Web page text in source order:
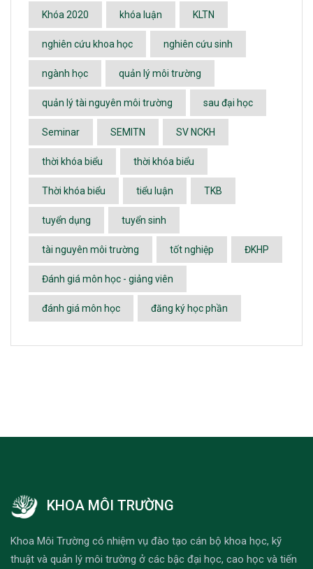
Khóa 2020 khóa luận KLTN
nghiên cứu khoa học nghiên cứu sinh
ngành học quản lý môi trường
quản lý tài nguyên môi trường sau đại học
Seminar SEMITN SV NCKH
thời khóa biểu thời khóa biểu
Thời khóa biểu tiểu luận TKB
tuyển dụng tuyển sinh
tài nguyên môi trường tốt nghiệp ĐKHP
Đánh giá môn học - giảng viên
đánh giá môn học đăng ký học phần
KHOA MÔI TRƯỜNG
Khoa Môi Trường có nhiệm vụ đào tạo cán bộ khoa học, kỹ
thuật và quản lý môi trường ở các bậc đại học, cao học và tiến